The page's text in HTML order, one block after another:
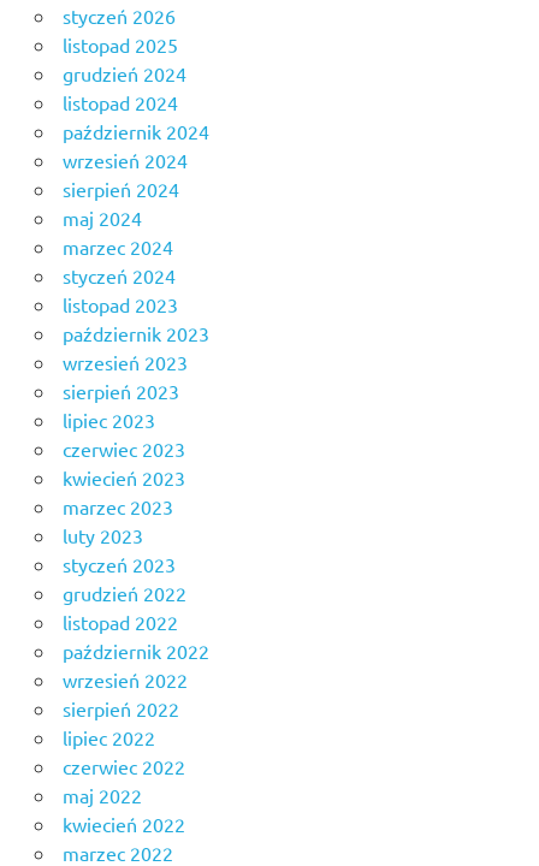
styczeń 2026
listopad 2025
grudzień 2024
listopad 2024
październik 2024
wrzesień 2024
sierpień 2024
maj 2024
marzec 2024
styczeń 2024
listopad 2023
październik 2023
wrzesień 2023
sierpień 2023
lipiec 2023
czerwiec 2023
kwiecień 2023
marzec 2023
luty 2023
styczeń 2023
grudzień 2022
listopad 2022
październik 2022
wrzesień 2022
sierpień 2022
lipiec 2022
czerwiec 2022
maj 2022
kwiecień 2022
marzec 2022